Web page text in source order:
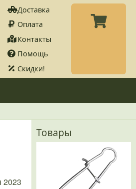
Доставка
Оплата
Контакты
Помощь
Скидки!
2023
Товары